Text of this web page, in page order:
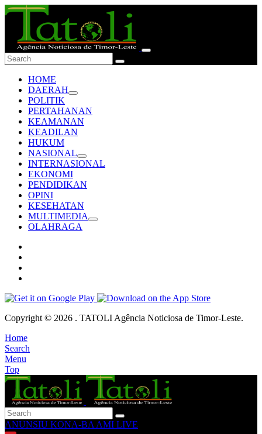
HOME
DAERAH
POLITIK
PERTAHANAN
KEAMANAN
KEADILAN
HUKUM
NASIONAL
INTERNASIONAL
EKONOMI
PENDIDIKAN
OPINI
KESEHATAN
MULTIMEDIA
OLAHRAGA
Copyright © 2026 . TATOLI Agência Noticiosa de Timor-Leste.
Home
Search
Menu
Top
ANUNSIU KONA-BA AMI LIVE